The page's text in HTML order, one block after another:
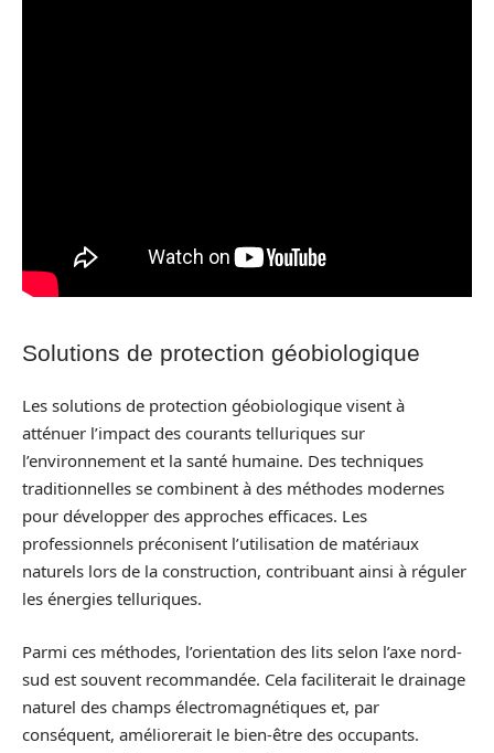
Solutions de protection géobiologique
Les solutions de protection géobiologique visent à
atténuer l’impact des courants telluriques sur
l’environnement et la santé humaine. Des techniques
traditionnelles se combinent à des méthodes modernes
pour développer des approches efficaces. Les
professionnels préconisent l’utilisation de matériaux
naturels lors de la construction, contribuant ainsi à réguler
les énergies telluriques.
Parmi ces méthodes, l’orientation des lits selon l’axe nord-
sud est souvent recommandée. Cela faciliterait le drainage
naturel des champs électromagnétiques et, par
conséquent, améliorerait le bien-être des occupants.